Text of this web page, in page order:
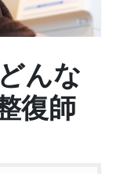
んな
復師